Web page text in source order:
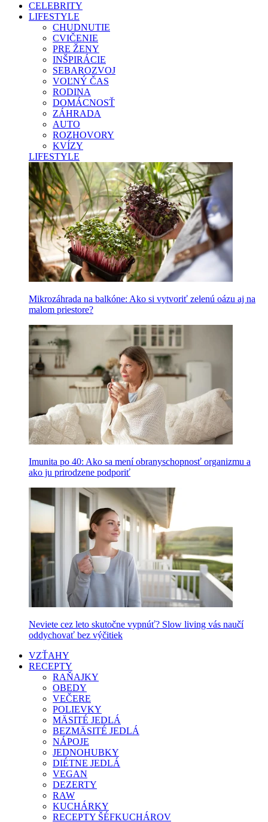
CELEBRITY
LIFESTYLE
CHUDNUTIE
CVIČENIE
PRE ŽENY
INŠPIRÁCIE
SEBAROZVOJ
VOĽNÝ ČAS
RODINA
DOMÁCNOSŤ
ZÁHRADA
AUTO
ROZHOVORY
KVÍZY
LIFESTYLE
Mikrozáhrada na balkóne: Ako si vytvoriť zelenú oázu aj na
malom priestore?
Imunita po 40: Ako sa mení obranyschopnosť organizmu a
ako ju prirodzene podporiť
Neviete cez leto skutočne vypnúť? Slow living vás naučí
oddychovať bez výčitiek
VZŤAHY
RECEPTY
RAŇAJKY
OBEDY
VEČERE
POLIEVKY
MÄSITÉ JEDLÁ
BEZMÄSITÉ JEDLÁ
NÁPOJE
JEDNOHUBKY
DIÉTNE JEDLÁ
VEGAN
DEZERTY
RAW
KUCHÁRKY
RECEPTY ŠÉFKUCHÁROV